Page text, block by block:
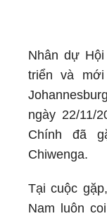
Nhân dự
triển và
ngày 22/11/
Chính đã
Chiwenga.
Tại cuộc
Nam luôn